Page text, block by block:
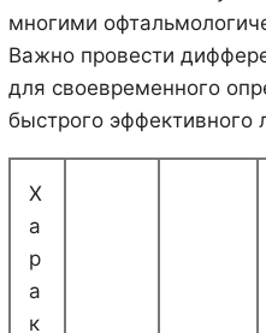
многими
Важно провести
для своевременного
быстрого эффективного
Х
а
р
а
к